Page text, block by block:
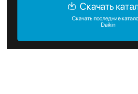
Скачать
Скачать последние
Daikin